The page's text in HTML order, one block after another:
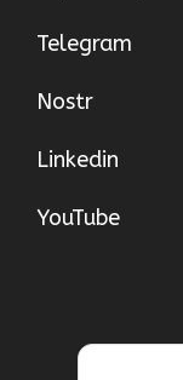
Telegram
Nostr
Linkedin
YouTube